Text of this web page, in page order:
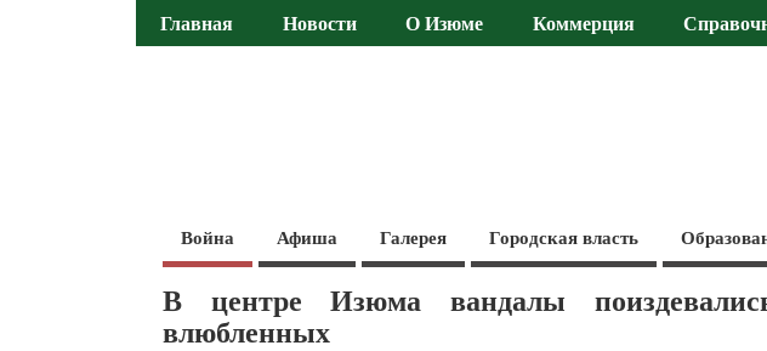
Главная Новости О Изюме Коммерция
Война Афиша Галерея Городская власть
В центре Изюма вандалы
влюбленных